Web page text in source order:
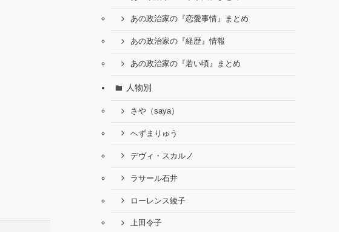
あの政治家の『恋愛事情』まとめ
あの政治家の『経歴』情報
あの政治家の『若い頃』まとめ
人物別
さや（saya）
へずまりゅう
デヴィ・スカルノ
ラサール石井
ローレンス綾子
上田令子